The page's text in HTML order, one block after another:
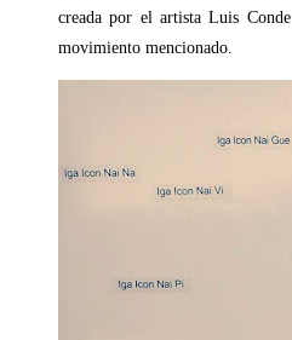
creada por el artista Luis
movimiento mencionado.